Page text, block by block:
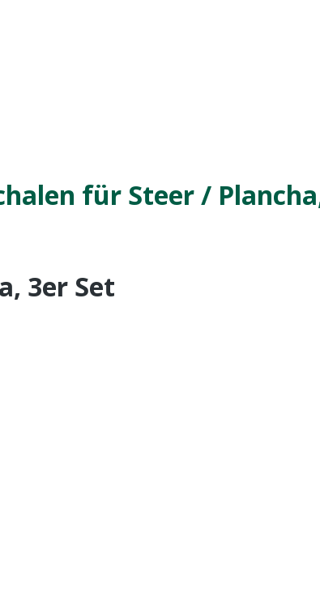
für Steer /
3er Set